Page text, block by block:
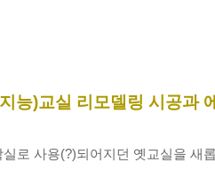
능)교실 리모델링 시공과
실로 사용(?)되어지던 옛교실을 새